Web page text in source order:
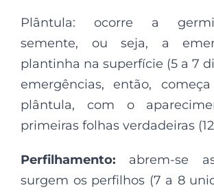
Plântula: ocorre a
semente, ou seja, a
plantinha na superfície (5 a 7
emergências, então,
plântula, com o
primeiras folhas verdadeiras
Perfilhamento: abrem-se
surgem os perfilhos (7 a 8